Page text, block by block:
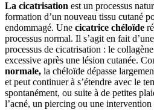
La cicatrisation est un processus
formation d’un nouveau tissu cutané
endommagé. Une cicatrice chéloïde
processus normal. Il s’agit en fait
processus de cicatrisation : le
excessive après une lésion cutanée.
normale, la chéloïde dépasse
et peut continuer à s’étendre avec le
spontanément, ou suite à de petites
l’acné, un piercing ou une